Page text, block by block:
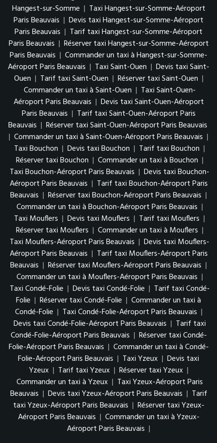
Hangest-sur-Somme | Taxi Hangest-sur-Somme-Aéroport
Paris Beauvais | Devis taxi Hangest-sur-Somme-Aéroport
Paris Beauvais | Tarif taxi Hangest-sur-Somme-Aéroport
Paris Beauvais | Réserver taxi Hangest-sur-Somme-Aéroport
Paris Beauvais | Commander un taxi à Hangest-sur-Somme-
Aéroport Paris Beauvais | Taxi Saint-Ouen | Devis taxi Saint-
Ouen | Tarif taxi Saint-Ouen | Réserver taxi Saint-Ouen |
Commander un taxi à Saint-Ouen | Taxi Saint-Ouen-
Aéroport Paris Beauvais | Devis taxi Saint-Ouen-Aéroport
Paris Beauvais | Tarif taxi Saint-Ouen-Aéroport Paris
Beauvais | Réserver taxi Saint-Ouen-Aéroport Paris Beauvais
| Commander un taxi à Saint-Ouen-Aéroport Paris Beauvais |
Taxi Bouchon | Devis taxi Bouchon | Tarif taxi Bouchon |
Réserver taxi Bouchon | Commander un taxi à Bouchon |
Taxi Bouchon-Aéroport Paris Beauvais | Devis taxi Bouchon-
Aéroport Paris Beauvais | Tarif taxi Bouchon-Aéroport Paris
Beauvais | Réserver taxi Bouchon-Aéroport Paris Beauvais |
Commander un taxi à Bouchon-Aéroport Paris Beauvais |
Taxi Mouflers | Devis taxi Mouflers | Tarif taxi Mouflers |
Réserver taxi Mouflers | Commander un taxi à Mouflers |
Taxi Mouflers-Aéroport Paris Beauvais | Devis taxi Mouflers-
Aéroport Paris Beauvais | Tarif taxi Mouflers-Aéroport Paris
Beauvais | Réserver taxi Mouflers-Aéroport Paris Beauvais |
Commander un taxi à Mouflers-Aéroport Paris Beauvais |
Taxi Condé-Folie | Devis taxi Condé-Folie | Tarif taxi Condé-
Folie | Réserver taxi Condé-Folie | Commander un taxi à
Condé-Folie | Taxi Condé-Folie-Aéroport Paris Beauvais |
Devis taxi Condé-Folie-Aéroport Paris Beauvais | Tarif taxi
Condé-Folie-Aéroport Paris Beauvais | Réserver taxi Condé-
Folie-Aéroport Paris Beauvais | Commander un taxi à Condé-
Folie-Aéroport Paris Beauvais | Taxi Yzeux | Devis taxi
Yzeux | Tarif taxi Yzeux | Réserver taxi Yzeux |
Commander un taxi à Yzeux | Taxi Yzeux-Aéroport Paris
Beauvais | Devis taxi Yzeux-Aéroport Paris Beauvais | Tarif
taxi Yzeux-Aéroport Paris Beauvais | Réserver taxi Yzeux-
Aéroport Paris Beauvais | Commander un taxi à Yzeux-
Aéroport Paris Beauvais |